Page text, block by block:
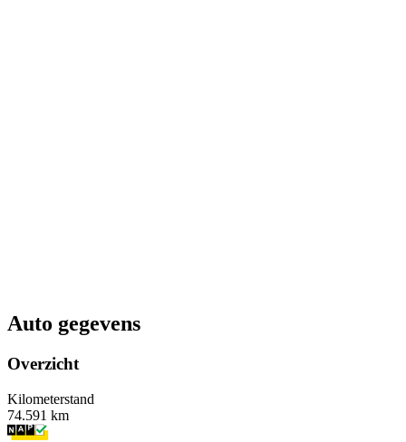
Auto gegevens
Overzicht
Kilometerstand
74.591 km